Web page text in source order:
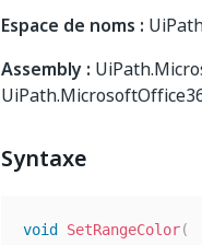
Espace de noms :
Assembly :
Syntaxe
void SetRangeColor(